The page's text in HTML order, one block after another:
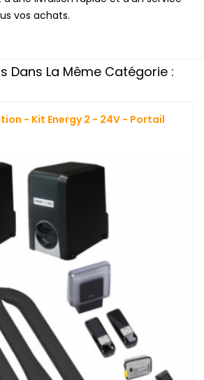
vos achats.
Dans La Même Catégorie :
- Kit Energy 2 - 24V - Portail